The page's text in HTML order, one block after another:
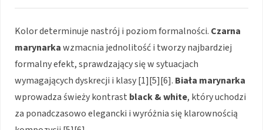
Kolor determinuje nastrój i poziom formalności. Czarna
marynarkawzmacnia jednolitość i tworzy najbardziej
formalny efekt, sprawdzający się w sytuacjach
wymagających dyskrecji i klasy [1][5][6]. Biała marynarka
wprowadza świeży kontrast black & white, który uchodzi
za ponadczasowo elegancki i wyróżnia się klarownością